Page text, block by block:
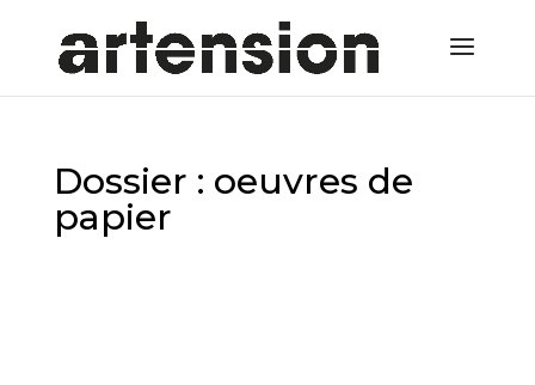
Dossier : oeuvres de
papier